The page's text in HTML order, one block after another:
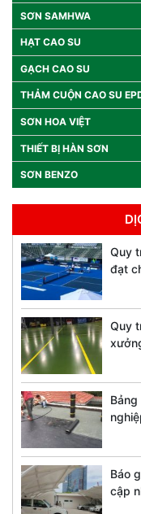
SƠN SAMHWA
HẠT CAO SU
GẠCH CAO SU
THẢM CUỘN CAO SU
SƠN HOA VIỆT
THIẾT BỊ HÀN SƠN
SƠN BENZO
Quy
đạt
Quy
Báo
cập